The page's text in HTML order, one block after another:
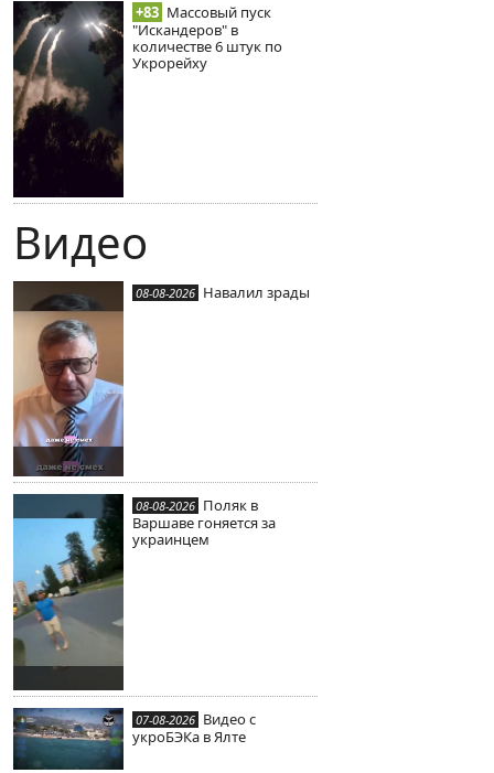
+83 Массовый пуск
"Искандеров" в
количестве 6 штук по
Укрорейху
Видео
08-08-2026 Навалил зрады
08-08-2026 Поляк в
Варшаве гоняется за
украинцем
07-08-2026 Видео с
укроБЭКа в Ялте